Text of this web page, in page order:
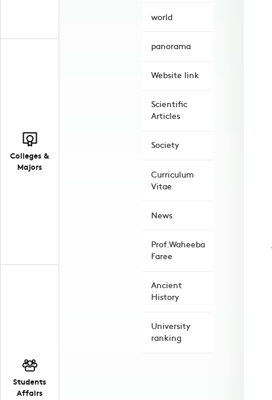
Colleges &
Majors
Students
Affairs
world
panorama
Website link
Scientific
Articles
Society
Curriculum
Vitae
News
Prof.Waheeba
Faree
Ancient
History
University
ranking